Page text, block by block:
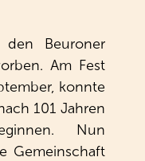
Beuroner
Am Fest
konnte
101 Jahren
Nun
Gemeinschaft